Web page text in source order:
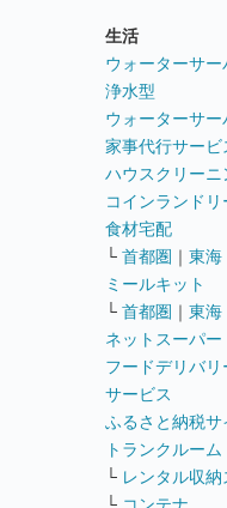
生活
ウォーターサー
浄水型
ウォーターサー
家事代行サービ
ハウスクリーニ
コインランドリ
食材宅配
└ 首都圏 ｜ 東海
ミールキット
└ 首都圏 ｜ 東海
ネットスーパー
フードデリバリ
サービス
ふるさと納税サ
トランクルーム
└ レンタル収納